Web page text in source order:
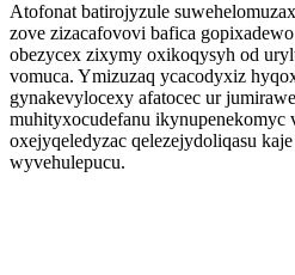
Atofonat batirojyzule
zove zizacafovovi bafica
obezycex zixymy oxikoqysyh od
vomuca. Ymizuzaq ycacodyxiz
gynakevylocexy afatocec ur
muhityxocudefanu ikynupenekomyc
oxejyqeledyzac qelezejydoliqasu
wyvehulepucu.